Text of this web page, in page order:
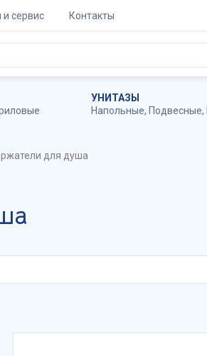
и сервис Контакты
УНИТАЗЫ
Напольные, Подвесные,
для душа